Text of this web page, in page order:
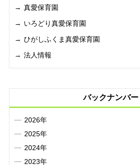
真愛保育園
いろどり真愛保育園
ひがしふくま真愛保育園
法人情報
バックナンバー
2026年
2025年
2024年
2023年